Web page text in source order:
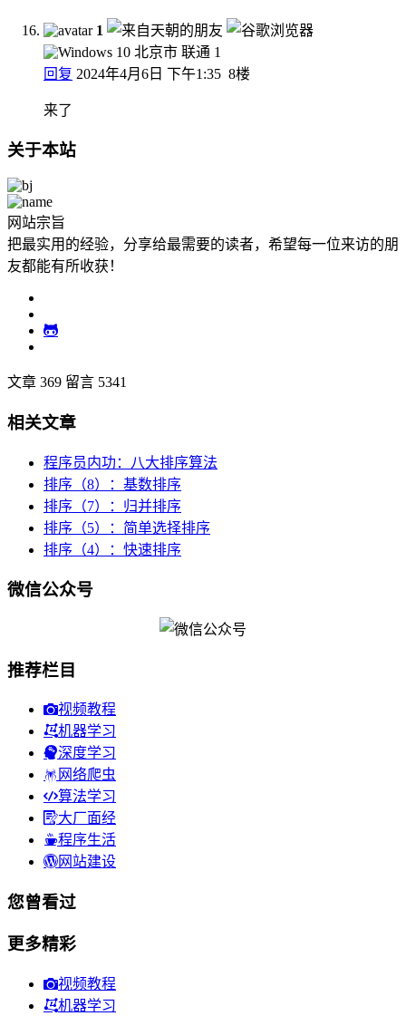
1
北京市 联通 1
回复 2024年4月6日 下午1:35 8楼
来了
关于本站
网站宗旨
把最实用的经验，分享给最需要的读者，希望每一位来访的朋
友都能有所收获！
文章 369 留言 5341
相关文章
程序员内功：八大排序算法
排序（8）：基数排序
排序（7）：归并排序
排序（5）：简单选择排序
排序（4）：快速排序
微信公众号
推荐栏目
视频教程
机器学习
深度学习
网络爬虫
算法学习
大厂面经
程序生活
网站建设
您曾看过
更多精彩
视频教程
机器学习